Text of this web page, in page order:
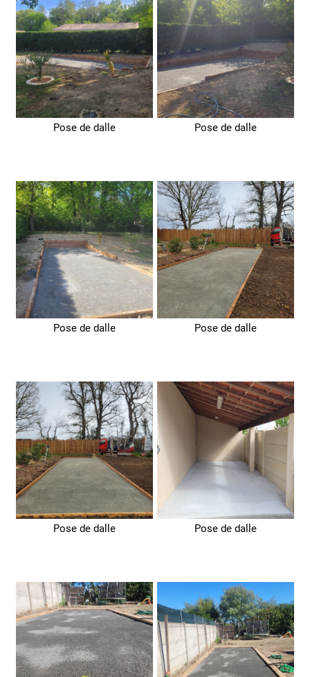
Pose de dalle Pose de dalle
Pose de dalle Pose de dalle
Pose de dalle Pose de dalle